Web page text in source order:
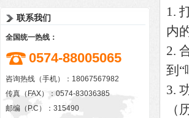
联系我们
全国统一热线：
0574-88005065
咨询热线（手机）：18067567982
传真（FAX）：0574-83036385
邮编（P.C）：315490
1.
内
2.
到“
3.
（